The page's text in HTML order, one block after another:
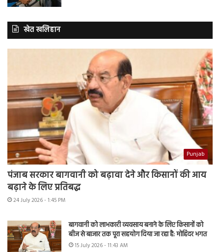
खेत खलिहान
Punjab
पंजाब सरकार बागवानी को बढ़ावा देने और किसानों की आय
बढ़ाने के लिए प्रतिबद्ध
24 July 2026 - 1:45 PM
बागवानी को लाभकारी व्यवसाय बनाने के लिए किसानों को
बीज से बाजार तक पूरा सहयोग दिया जा रहा है: मोहिंदर भगत
15 July 2026 - 11:43 AM